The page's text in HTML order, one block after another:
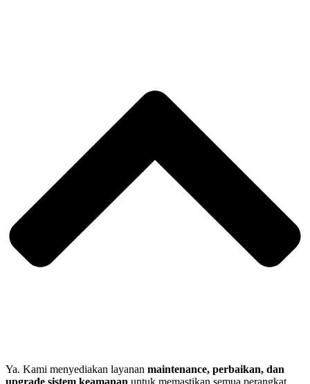
Ya. Kami menyediakan layanan maintenance, perbaikan, dan
upgrade sistem keamanan untuk memastikan semua perangkat